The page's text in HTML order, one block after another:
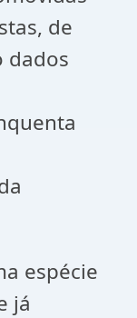
de
dados
espécie
já